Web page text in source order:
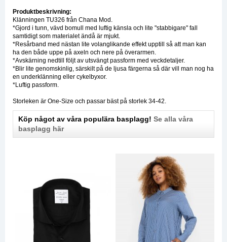
Produktbeskrivning:
Klänningen TU326 från Chana Mod.
*Gjord i tunn, vävd bomull med luftig känsla och lite "stabbigare" fall
samtidigt som materialet ändå är mjukt.
*Resårband med nästan lite volanglikande effekt upptill så att man kan
ha den både uppe på axeln och nere på överarmen.
*Avskärning nedtill följt av utsvängt passform med veckdetaljer.
*Blir lite genomskinlig, särskilt på de ljusa färgerna så där vill man nog ha
en underklänning eller cykelbyxor.
*Luftig passform.
Storleken är One-Size och passar bäst på storlek 34-42.
Köp något av våra populära basplagg! Se alla våra
basplagg här